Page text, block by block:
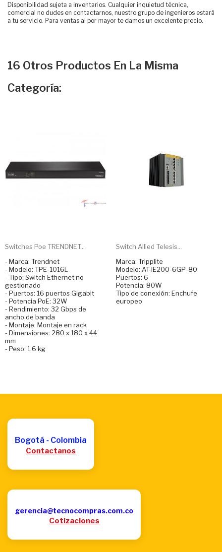
Disponibilidad sujeta a inventarios. Cualquier inquietud técnica,
comercial no dudes en contactarnos, nuestro grupo de ingenieros estará
a tu servicio. Para ventas al por mayor te damos un excelente precio.
16 Otros Productos En La Misma
Categoría:
Switches Poe TRENDNET...
- Marca: Trendnet
- Modelo: TPE-1016L
- Tipo: Switch Ethernet no
gestionado
- Puertos: 16 puertos Gigabit
- Potencia PoE: 32W
- Rendimiento: 32 Gbps de
ancho de banda
- Montaje: Montaje en rack
- Dimensiones: 280 x 180 x 44
mm
- Peso: 1.6 kg
Switch Allied Telesis...
Marca: Tripplite
Modelo: AT-IE200-6GP-80
Puertos: 6
Potencia: 80W
Tipo de conexión: Enchufe
europeo
Bogotá - Colombia
Contactanos
gerencia@tecnocompras.com.co
Cotizaciones